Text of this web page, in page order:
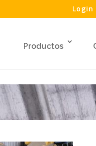
Login
Productos